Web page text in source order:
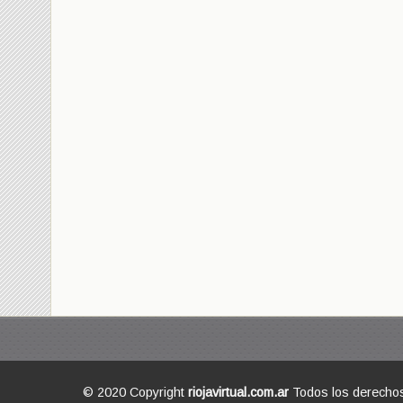
© 2020 Copyright riojavirtual.com.ar Todos los